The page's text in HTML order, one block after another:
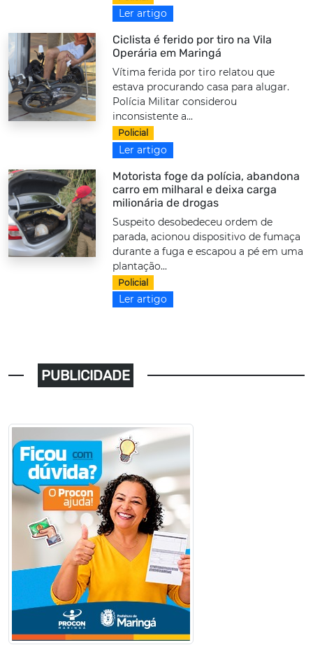
Ler artigo
Ciclista é ferido por tiro na Vila
Operária em Maringá
Vítima ferida por tiro relatou que
estava procurando casa para alugar.
Polícia Militar considerou
inconsistente a...
Policial
Ler artigo
Motorista foge da polícia, abandona
carro em milharal e deixa carga
milionária de drogas
Suspeito desobedeceu ordem de
parada, acionou dispositivo de fumaça
durante a fuga e escapou a pé em uma
plantação...
Policial
Ler artigo
PUBLICIDADE